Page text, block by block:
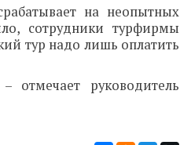
на неопытных
сотрудники турфирмы
тур надо лишь оплатить
отмечает руководитель